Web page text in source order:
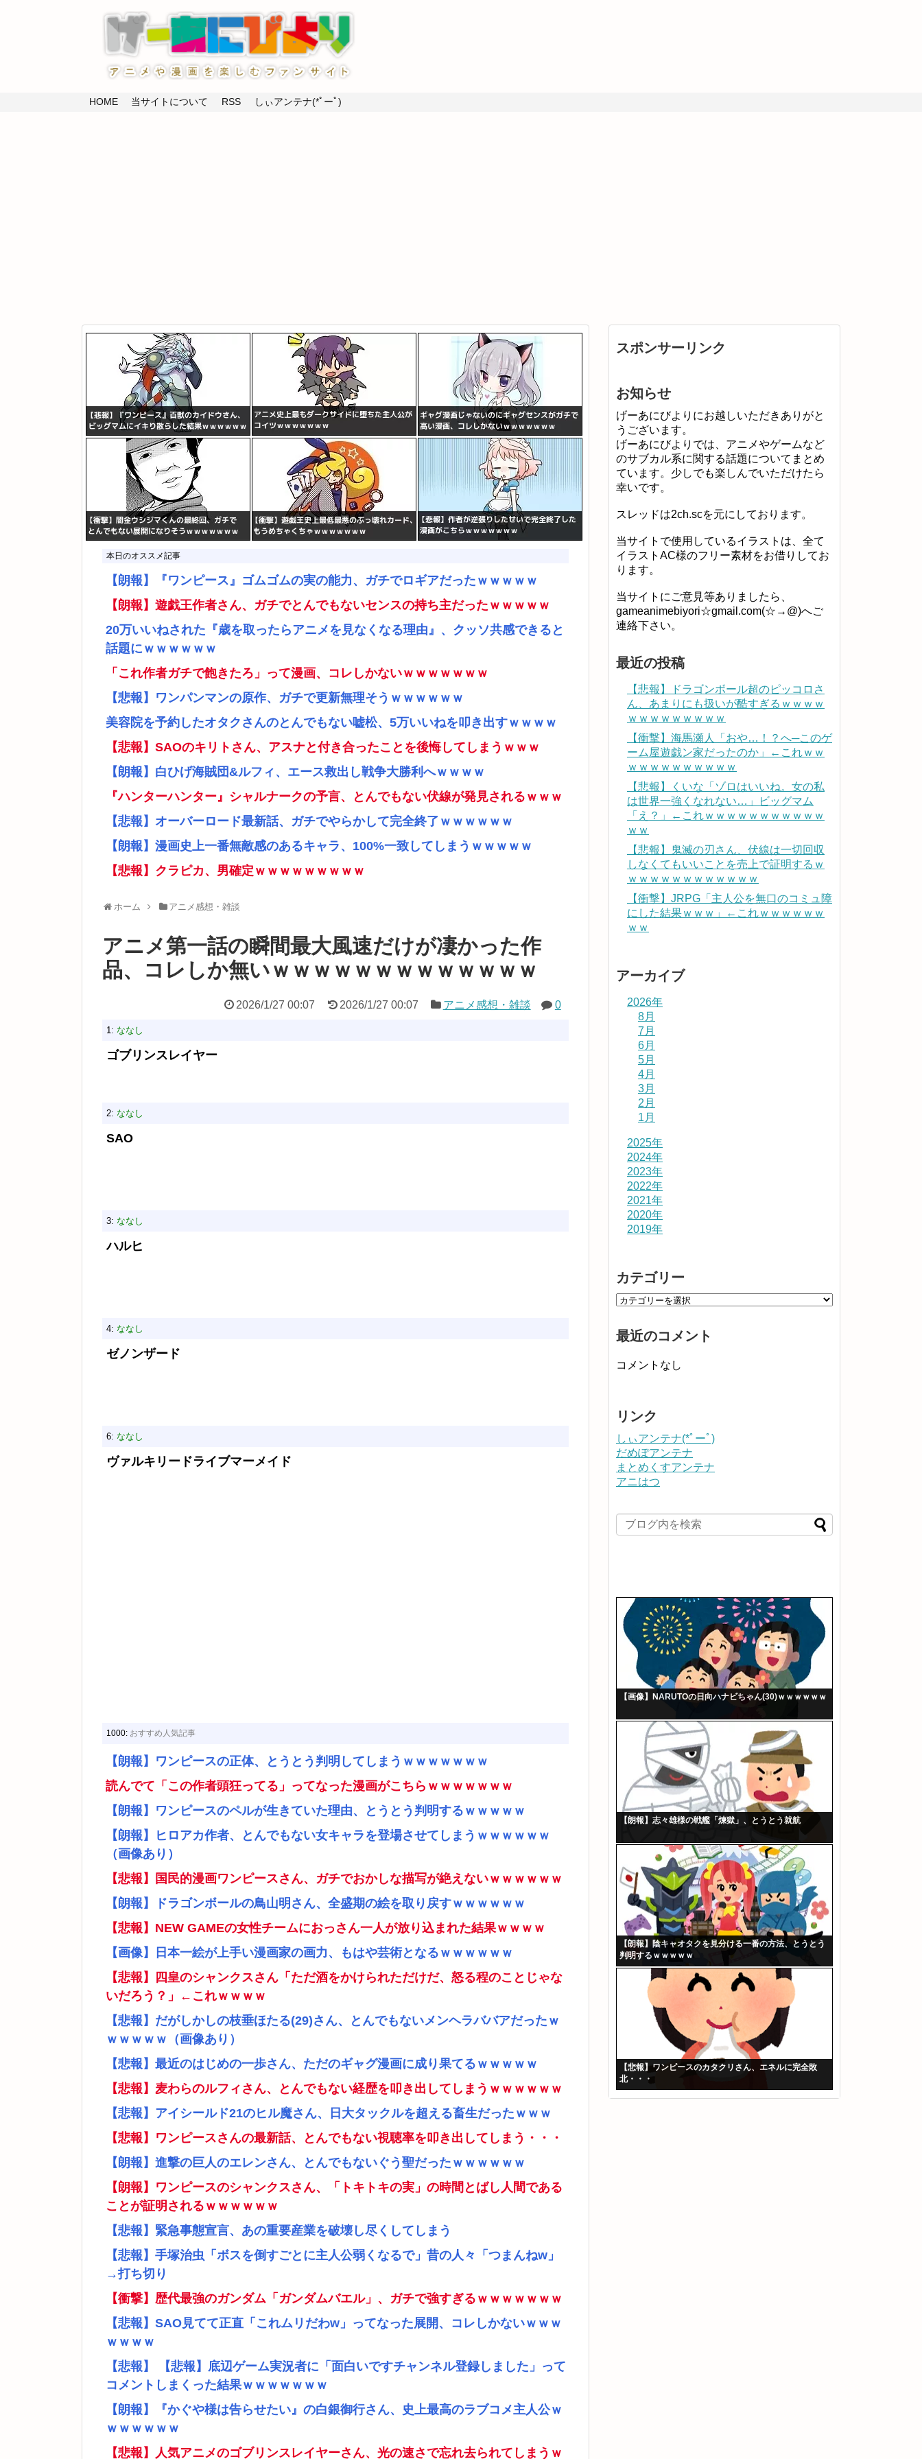
HOME 当サイトについて RSS しぃアンテナ(*ﾟーﾟ)
本日のオススメ記事
【朗報】『ワンピース』ゴムゴムの実の能力、ガチでロギアだったｗｗｗｗｗ
【朗報】遊戯王作者さん、ガチでとんでもないセンスの持ち主だったｗｗｗｗｗ
20万いいねされた『歳を取ったらアニメを見なくなる理由』、クッソ共感できると
話題にｗｗｗｗｗｗ
「これ作者ガチで飽きたろ」って漫画、コレしかないｗｗｗｗｗｗｗ
【悲報】ワンパンマンの原作、ガチで更新無理そうｗｗｗｗｗｗ
美容院を予約したオタクさんのとんでもない嘘松、5万いいねを叩き出すｗｗｗｗ
【悲報】SAOのキリトさん、アスナと付き合ったことを後悔してしまうｗｗｗ
【朗報】白ひげ海賊団&ルフィ、エース救出し戦争大勝利へｗｗｗｗ
『ハンターハンター』シャルナークの予言、とんでもない伏線が発見されるｗｗｗ
【悲報】オーバーロード最新話、ガチでやらかして完全終了ｗｗｗｗｗｗ
【朗報】漫画史上一番無敵感のあるキャラ、100%一致してしまうｗｗｗｗｗ
【悲報】クラピカ、男確定ｗｗｗｗｗｗｗｗｗ
ホーム アニメ感想・雑談
アニメ第一話の瞬間最大風速だけが凄かった作
品、コレしか無いｗｗｗｗｗｗｗｗｗｗｗｗｗ
2026/1/27 00:07 2026/1/27 00:07 アニメ感想・雑談 0
1: ななし
ゴブリンスレイヤー
2: ななし
SAO
3: ななし
ハルヒ
4: ななし
ゼノンザード
6: ななし
ヴァルキリードライブマーメイド
1000: おすすめ人気記事
【朗報】ワンピースの正体、とうとう判明してしまうｗｗｗｗｗｗｗ
読んでて「この作者頭狂ってる」ってなった漫画がこちらｗｗｗｗｗｗｗ
【朗報】ワンピースのペルが生きていた理由、とうとう判明するｗｗｗｗｗ
【朗報】ヒロアカ作者、とんでもない女キャラを登場させてしまうｗｗｗｗｗｗ
（画像あり）
【悲報】国民的漫画ワンピースさん、ガチでおかしな描写が絶えないｗｗｗｗｗｗ
【朗報】ドラゴンボールの鳥山明さん、全盛期の絵を取り戻すｗｗｗｗｗｗ
【悲報】NEW GAMEの女性チームにおっさん一人が放り込まれた結果ｗｗｗｗ
【画像】日本一絵が上手い漫画家の画力、もはや芸術となるｗｗｗｗｗｗ
【悲報】四皇のシャンクスさん「ただ酒をかけられただけだ、怒る程のことじゃな
いだろう？」←これｗｗｗｗ
【悲報】だがしかしの枝垂ほたる(29)さん、とんでもないメンヘラババアだったｗ
ｗｗｗｗｗ（画像あり）
【悲報】最近のはじめの一歩さん、ただのギャグ漫画に成り果てるｗｗｗｗｗ
【悲報】麦わらのルフィさん、とんでもない経歴を叩き出してしまうｗｗｗｗｗｗ
【悲報】アイシールド21のヒル魔さん、日大タックルを超える畜生だったｗｗｗ
【悲報】ワンピースさんの最新話、とんでもない視聴率を叩き出してしまう・・・
【朗報】進撃の巨人のエレンさん、とんでもないぐう聖だったｗｗｗｗｗｗ
【朗報】ワンピースのシャンクスさん、「トキトキの実」の時間とばし人間である
ことが証明されるｗｗｗｗｗｗ
【悲報】緊急事態宣言、あの重要産業を破壊し尽くしてしまう
【悲報】手塚治虫「ボスを倒すごとに主人公弱くなるで」昔の人々「つまんねw」
→打ち切り
【衝撃】歴代最強のガンダム「ガンダムバエル」、ガチで強すぎるｗｗｗｗｗｗｗ
【悲報】SAO見てて正直「これムリだわw」ってなった展開、コレしかないｗｗｗ
ｗｗｗｗ
【悲報】 【悲報】底辺ゲーム実況者に「面白いですチャンネル登録しました」って
コメントしまくった結果ｗｗｗｗｗｗｗ
【朗報】『かぐや様は告らせたい』の白銀御行さん、史上最高のラブコメ主人公ｗ
ｗｗｗｗｗｗ
【悲報】人気アニメのゴブリンスレイヤーさん、光の速さで忘れ去られてしまうｗ
スポンサーリンク
お知らせ
げーあにびよりにお越しいただきありがと
うございます。
げーあにびよりでは、アニメやゲームなど
のサブカル系に関する話題についてまとめ
ています。少しでも楽しんでいただけたら
幸いです。
スレッドは2ch.scを元にしております。
当サイトで使用しているイラストは、全て
イラストAC様のフリー素材をお借りしてお
ります。
当サイトにご意見等ありましたら、
gameanimebiyori☆gmail.com(☆→@)へご
連絡下さい。
最近の投稿
【悲報】ドラゴンボール超のピッコロさ
ん、あまりにも扱いが酷すぎるｗｗｗｗ
ｗｗｗｗｗｗｗｗｗ
【衝撃】海馬瀬人「おや…！？へ─このゲ
ーム屋遊戯ン家だったのか」←これｗｗ
ｗｗｗｗｗｗｗｗｗｗ
【悲報】くいな「ゾロはいいね。女の私
は世界一強くなれない…」ビッグマム
「え？」←これｗｗｗｗｗｗｗｗｗｗｗ
ｗｗ
【悲報】鬼滅の刃さん、伏線は一切回収
しなくてもいいことを売上で証明するｗ
ｗｗｗｗｗｗｗｗｗｗｗｗ
【衝撃】JRPG「主人公を無口のコミュ障
にした結果ｗｗｗ」←これｗｗｗｗｗｗ
ｗｗ
アーカイブ
2026年
8月
7月
6月
5月
4月
3月
2月
1月
2025年
2024年
2023年
2022年
2021年
2020年
2019年
カテゴリー
最近のコメント
コメントなし
リンク
しぃアンテナ(*ﾟーﾟ)
だめぽアンテナ
まとめくすアンテナ
アニはつ
【画像】NARUTOの日向ハナビちゃん(30)ｗｗｗｗｗｗ
【朗報】志々雄様の戦艦「煉獄」、とうとう就航
【朗報】陰キャオタクを見分ける一番の方法、とうとう
判明するｗｗｗｗｗ
【悲報】ワンピースのカタクリさん、エネルに完全敗
北・・・